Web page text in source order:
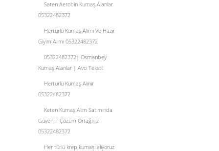
Saten Aerobin Kumaş Alanlar
05322482372
Hertürlü Kumaş Alımı Ve Hazır
Giyim Alımı 05322482372
05322482372| Osmanbey
Kumaş Alanlar | Avcı Tekstil
Hertürlü Kumaş Alınır
05322482372
Keten Kumaş Alım Satımında
Güvenilir Çözüm Ortağınız
05322482372
Her türlü krep kumaşı alıyoruz